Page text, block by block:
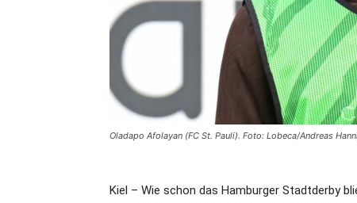
Oladapo Afolayan (FC St. Pauli). Foto: Lobeca/Andreas
Kiel – Wie schon das Hamburger Stadtderby